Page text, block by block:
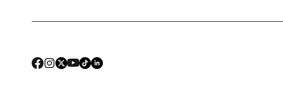
FACEBOOK
Instagram
X YouTube
TIKTOKLINKED IN